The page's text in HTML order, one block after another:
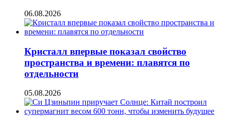
06.08.2026
Кристалл впервые показал свойство
пространства и времени: плавятся по
отдельности
05.08.2026